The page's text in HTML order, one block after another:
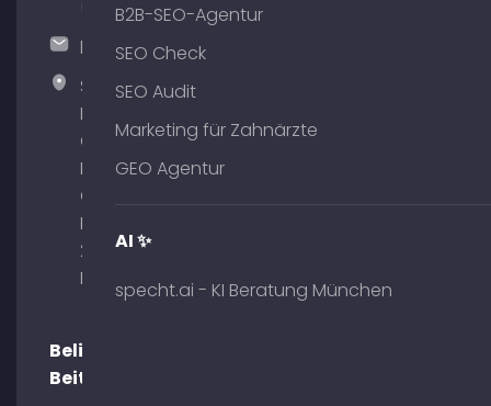
hallo@timospecht.de
Specht
Marketing
GmbH –
Palais am
Obelisk
Briennerstr.
29 80333
München
Beliebte
Beiträge
B2B-SEO-Agentur
SEO Check
SEO Audit
Marketing für Zahnärzte
GEO Agentur
AI ✨
specht.ai - KI Beratung München